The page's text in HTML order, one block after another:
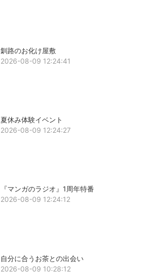
釧路のお化け屋敷
2026-08-09 12:24:41
夏休み体験イベント
2026-08-09 12:24:27
『マンガのラジオ』1周年特番
2026-08-09 12:24:12
自分に合うお茶との出会い
2026-08-09 10:28:12